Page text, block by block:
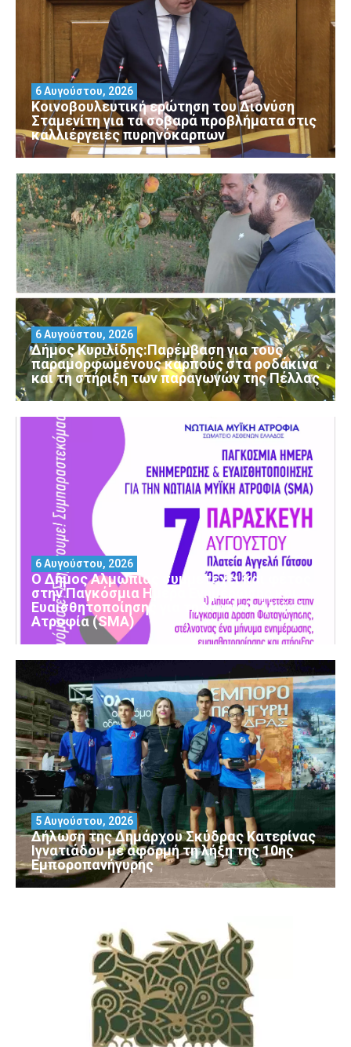
Κοινοβουλευτική ερώτηση του Διονύση
Σταμενίτη για τα σοβαρά προβλήματα στις
καλλιέργειες πυρηνόκαρπων
6 Αυγούστου, 2026
Δήμος Κυριλίδης:Παρέμβαση για τους
παραμορφωμένους καρπούς στα ροδάκινα
και τη στήριξη των παραγωγών της Πέλλας
6 Αυγούστου, 2026
Ο Δήμος Αλμωπίας συμμετέχει και φέτος
στην Παγκόσμια Ημέρα Ενημέρωσης και
Ευαισθητοποίησης για τη Νωτιαία Μυϊκή
Ατροφία (SMA)
6 Αυγούστου, 2026
Δήλωση της Δημάρχου Σκύδρας Κατερίνας
Ιγνατιάδου με αφορμή τη λήξη της 10ης
Εμποροπανήγυρης
5 Αυγούστου, 2026